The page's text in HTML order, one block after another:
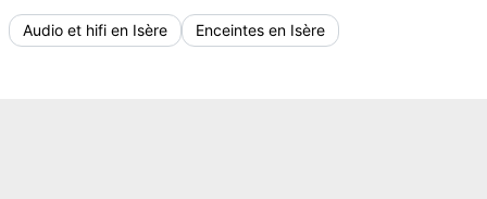
Audio et hifi en Isère Enceintes en Isère